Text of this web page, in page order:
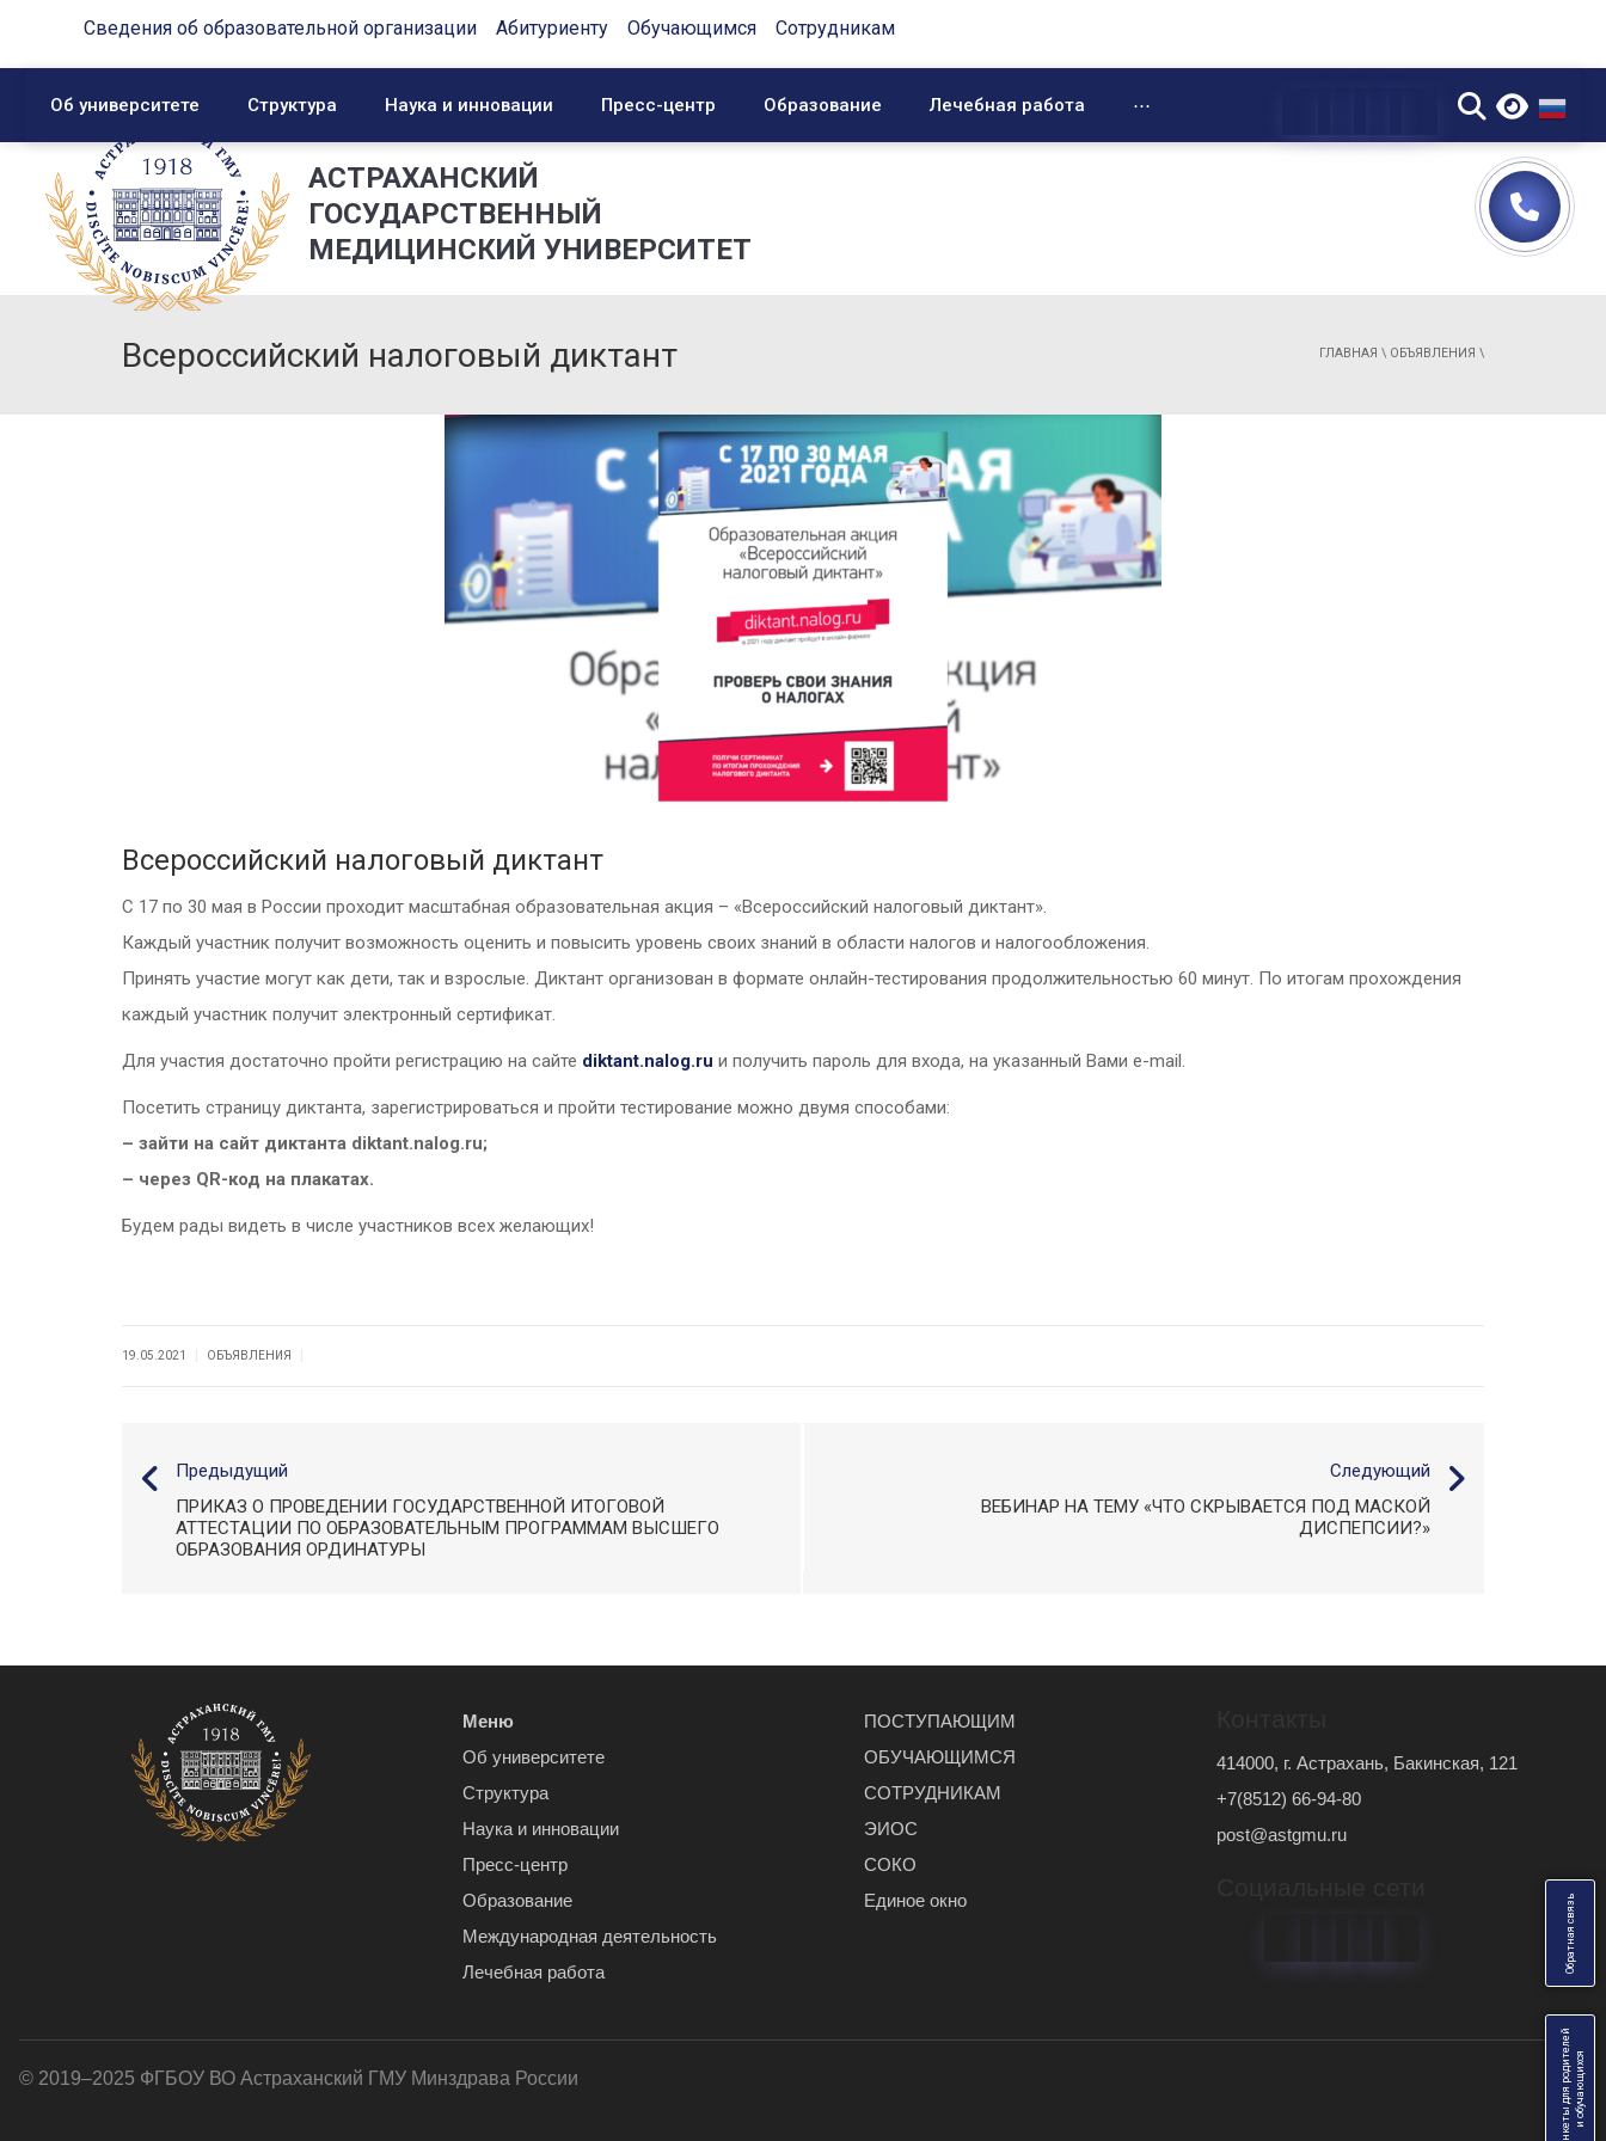
О
б
р
а
т
н
а
я
с
в
я
з
ь
Анкеты для родителей и
о
б
у
ч
а
ю
щ
и
х
с
я
Сведения об образовательной организации Абитуриенту Обучающимся Сотрудникам
Об университете Структура Наука и инновации Пресс-центр Образование Лечебная работа ⋯ ▼
АСТРАХАНСКИЙ
ГОСУДАРСТВЕННЫЙ
МЕДИЦИНСКИЙ УНИВЕРСИТЕТ
Всероссийский налоговый диктант ГЛАВНАЯ \ ОБЪЯВЛЕНИЯ \
Всероссийский налоговый диктант
С 17 по 30 мая в России проходит масштабная образовательная акция – «Всероссийский налоговый диктант».
Каждый участник получит возможность оценить и повысить уровень своих знаний в области налогов и налогообложения.
Принять участие могут как дети, так и взрослые. Диктант организован в формате онлайн-тестирования продолжительностью 60 минут. По итогам прохождения
каждый участник получит электронный сертификат.
Для участия достаточно пройти регистрацию на сайте diktant.nalog.ru и получить пароль для входа, на указанный Вами e-mail.
Посетить страницу диктанта, зарегистрироваться и пройти тестирование можно двумя способами:
– зайти на сайт диктанта diktant.nalog.ru;
– через QR-код на плакатах.
Будем рады видеть в числе участников всех желающих!
19.05.2021 ОБЪЯВЛЕНИЯ
Предыдущий
ПРИКАЗ О ПРОВЕДЕНИИ ГОСУДАРСТВЕННОЙ ИТОГОВОЙ
АТТЕСТАЦИИ ПО ОБРАЗОВАТЕЛЬНЫМ ПРОГРАММАМ ВЫСШЕГО
ОБРАЗОВАНИЯ ОРДИНАТУРЫ
Следующий
ВЕБИНАР НА ТЕМУ «ЧТО СКРЫВАЕТСЯ ПОД МАСКОЙ
ДИСПЕПСИИ?»
Меню
Об университете
Структура
Наука и инновации
Пресс-центр
Образование
Международная деятельность
Лечебная работа
ПОСТУПАЮЩИМ
ОБУЧАЮЩИМСЯ
СОТРУДНИКАМ
ЭИОС
СОКО
Единое окно
414000, г. Астрахань, Бакинская, 121
+7(8512) 66-94-80
post@astgmu.ru
© 2019–2025 ФГБОУ ВО Астраханский ГМУ Минздрава России